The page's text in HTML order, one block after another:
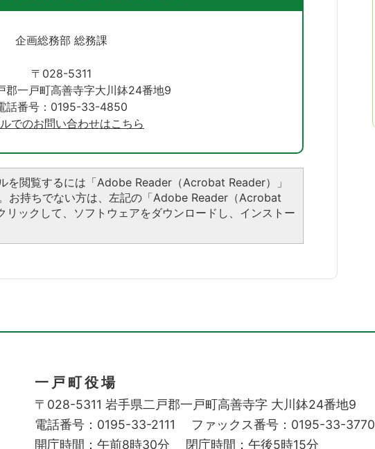
企画総務部 総務課
〒028-5311
郡一戸町高善寺字大川鉢24番地9
話番号：0195-33-4850
でのお問い合わせはこちら
を閲覧するには「Adobe Reader（Acrobat Reader）」
お持ちでない方は、左記の「Adobe Reader（Acrobat
リックして、ソフトウェアをダウンロードし、インストー
一戸町役場
〒028-5311 岩手県二戸郡一戸町高善寺字 大川鉢24番地9
電話番号：0195-33-2111
ファックス番号：0195-33-3770
開庁時間：午前8時30分
閉庁時間：午後5時15分